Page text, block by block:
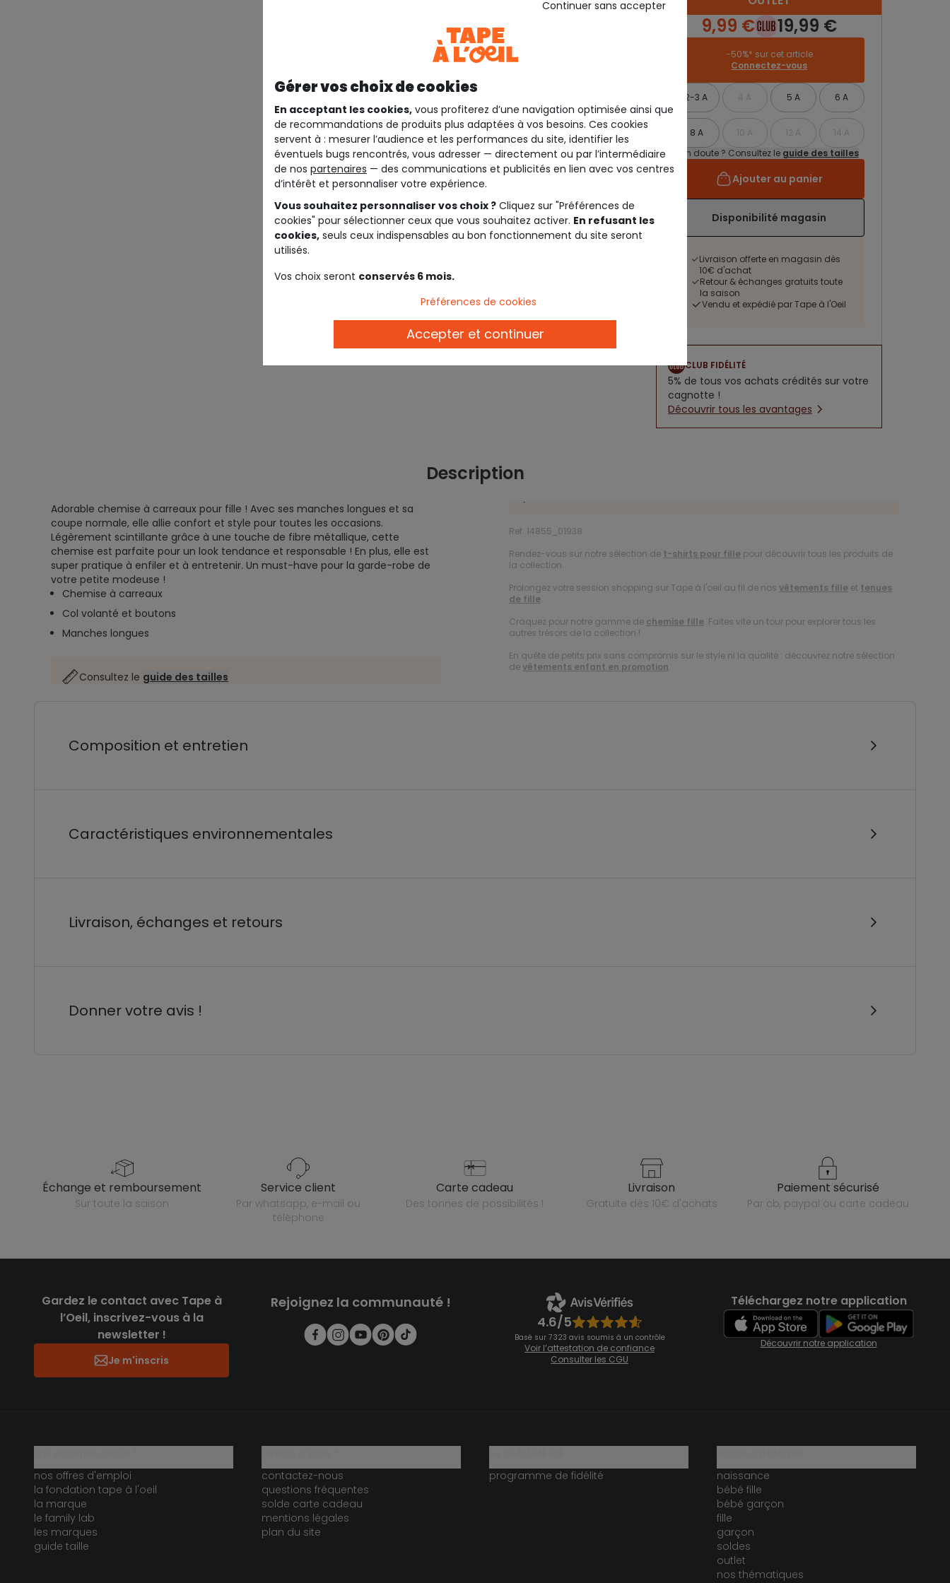
9,99 € 19,99 €
-50%* sur cet article
Connectez-vous
2-3 A 4 A 5 A 6 A
8 A 10 A 12 A
14 A
Un doute ? Consultez le guide des tailles
Ajouter au panier
Disponibilité magasin
Livraison offerte en magasin dès
10€ d'achat
Retour & échanges gratuits toute
la saison
Vendu et expédié par Tape à l'Oeil
CLUB FIDÉLITÉ
5% de tous vos achats crédités sur votre
cagnotte !
Découvrir tous les avantages
Description
Adorable chemise à carreaux pour fille ! Avec ses manches longues et sa
coupe normale, elle allie confort et style pour toutes les occasions.
Légèrement scintillante grâce à une touche de fibre métallique, cette
chemise est parfaite pour un look tendance et responsable ! En plus, elle est
super pratique à enfiler et à entretenir. Un must-have pour la garde-robe de
votre petite modeuse !
Chemise à carreaux
Col volanté et boutons
Manches longues
Consultez le guide des tailles
Ref. 14855_01938
Rendez-vous sur notre sélection de t-shirts pour fille pour découvrir tous les produits de
la collection.
Prolongez votre session shopping sur Tape à l'oeil au fil de nos vêtements fille et tenues
de fille.
Craquez pour notre gamme de chemise fille. Faites vite un tour pour explorer tous les
autres trésors de la collection !
En quête de petits prix sans compromis sur le style ni la qualité : découvrez notre sélection
devêtements enfant en promotion.
Composition et entretien
Caractéristiques environnementales
Livraison, échanges et retours
Donner votre avis !
échange et remboursement
sur toute la saison
service client
par whatsapp, e-mail ou
téléphone
carte cadeau
des tonnes de possibilités !
livraison
gratuite dès 10€ d'achats
paiement sécurisé
par cb, paypal ou carte cadeau
Gardez le contact avec Tape à
l’Oeil, inscrivez-vous à la
newsletter !
Je m'inscris
Rejoignez la communauté !
4.6/5
Basé sur 7 323 avis soumis à un contrôle
Voir l’attestation de confiance
Consulter les CGU
Téléchargez notre application
Découvrir notre application
nos offres d'emploi
la fondation tape à l'oeil
la marque
le family lab
les marques
guide taille
contactez-nous
questions fréquentes
solde carte cadeau
mentions légales
plan du site
programme de fidélité
naissance
bébé fille
bébé garçon
fille
garçon
soldes
outlet
nos thématiques
Gérer vos choix de cookies
En acceptant les cookies, vous profiterez d’une navigation optimisée ainsi que
de recommandations de produits plus adaptées à vos besoins. Ces cookies
servent à : mesurer l’audience et les performances du site, identifier les
éventuels bugs rencontrés, vous adresser — directement ou par l’intermédiaire
de nos partenaires — des communications et publicités en lien avec vos centres
d’intérêt et personnaliser votre expérience.
Vous souhaitez personnaliser vos choix ? Cliquez sur "Préférences de
cookies" pour sélectionner ceux que vous souhaitez activer. En refusant les
cookies, seuls ceux indispensables au bon fonctionnement du site seront
utilisés.
Vos choix seront conservés 6 mois.
Continuer sans accepter
Préférences de cookies
Accepter et continuer